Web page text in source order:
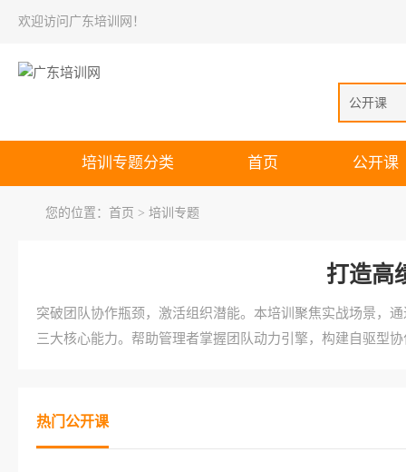
欢迎访问广东培训网！
公开课
培训专题分类 首页 公开课
您的位置： 首页 > 培训专题
打造高
突破团队协作瓶颈，激活组织潜能。本培训聚焦实战场景，
三大核心能力。帮助管理者掌握团队动力引擎，构建自驱型
热门公开课